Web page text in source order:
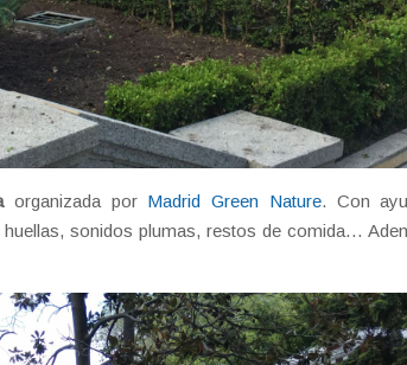
organizada por Madrid Green Nature. Con
sonidos plumas, restos de comida…